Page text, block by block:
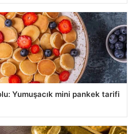
Yumuşacık mini pankek tarifi